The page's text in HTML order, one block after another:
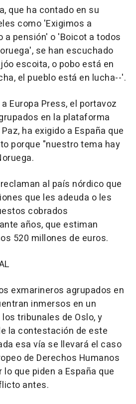
que ha contado en su
como 'Exigimos a
a pensión' o 'Boicot a todos
se han escuchado
escoita, o pobo está en
el pueblo está en lucha--'.
Europa Press, el portavoz
en la plataforma
ha exigido a España que
porque "nuestro tema hay
al país nórdico que
que les adeuda o les
cobrados
años, que estiman
520 millones de euros.
exmarineros agrupados en
inmersos en un
tribunales de Oslo, y
la contestación de este
esa vía se llevará el caso
de Derechos Humanos
que piden a España que
antes.